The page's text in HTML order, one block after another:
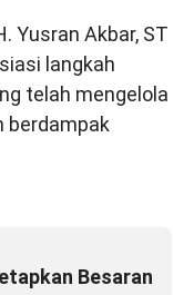
Yusran Akbar, ST
langkah
telah mengelola
berdampak
Besaran